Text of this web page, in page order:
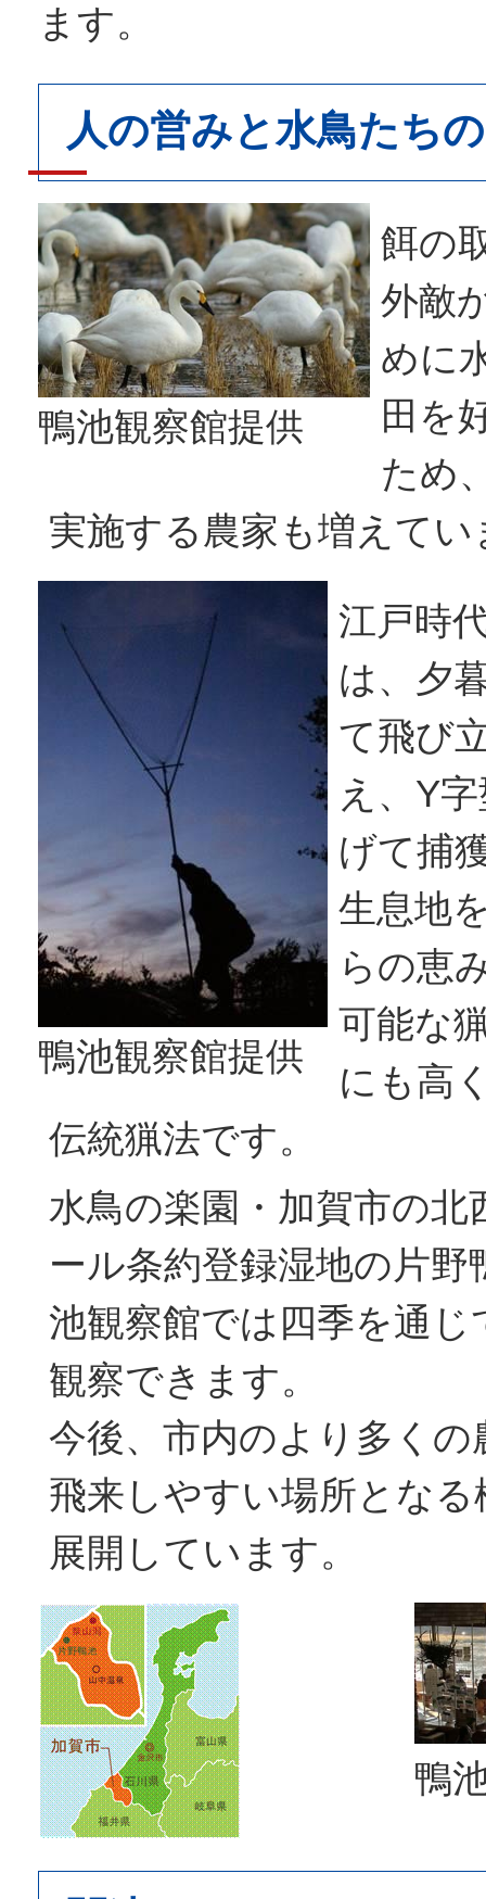
ます。
人の営みと水鳥たち
鴨池観察館提供
餌の
外敵
めに
田を
ため
実施する農家も増えてい
鴨池観察館提供
江戸時
は、夕
て飛び
え、Y
げて捕
生息地
らの恵
可能な
にも高
伝統猟法です。
水鳥の楽園・加賀市の北
ール条約登録湿地の片野
池観察館では四季を通じ
観察できます。
今後、市内のより多くの
飛来しやすい場所とな
展開しています。
鴨